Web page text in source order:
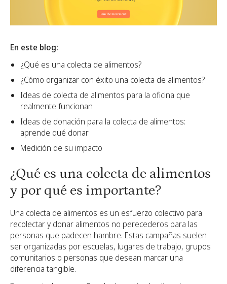
En este blog:
¿Qué es una colecta de alimentos?
¿Cómo organizar con éxito una colecta de alimentos?
Ideas de colecta de alimentos para la oficina que
realmente funcionan
Ideas de donación para la colecta de alimentos:
aprende qué donar
Medición de su impacto
¿Qué es una colecta de alimentos
y por qué es importante?
Una colecta de alimentos es un esfuerzo colectivo para
recolectar y donar alimentos no perecederos para las
personas que padecen hambre. Estas campañas suelen
ser organizadas por escuelas, lugares de trabajo, grupos
comunitarios o personas que desean marcar una
diferencia tangible.